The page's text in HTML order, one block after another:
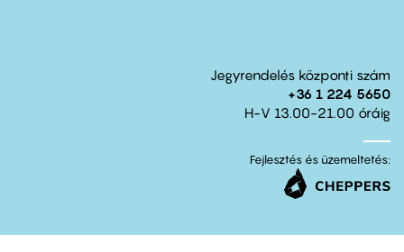
Jegyrendelés központi szám
+36 1 224 5650
H-V 13.00-21.00 óráig
Fejlesztés és üzemeltetés: